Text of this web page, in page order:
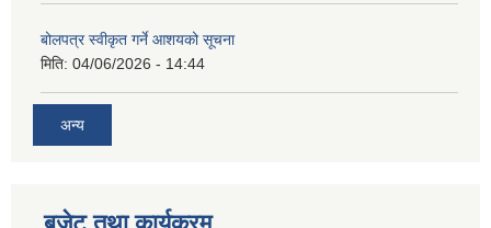
बोलपत्र स्वीकृत गर्ने आशयको सूचना
मिति: 04/06/2026 - 14:44
अन्य